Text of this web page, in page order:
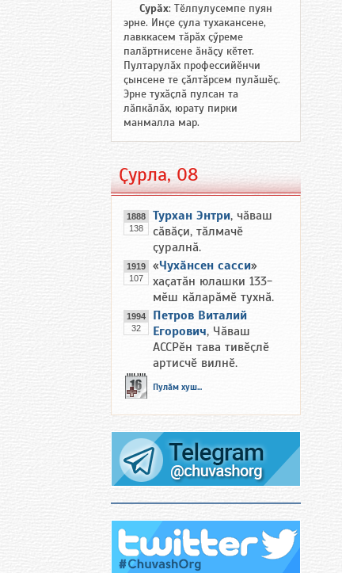
Сурӑх: Тӗлпулусемпе пуян
эрне. Инҫе ҫула тухакансене,
лавккасем тӑрӑх ҫӳреме
палӑртнисене ӑнӑҫу кӗтет.
Пултарулӑх профессийӗнчи
ҫынсене те ҫӑлтӑрсем пулӑшӗҫ.
Эрне тухӑҫлӑ пулсан та
лӑпкӑлӑх, юрату пирки
манмалла мар.
Ҫурла, 08
1888
138
Турхан Энтри, чӑваш
сӑвӑҫи, тӑлмачӗ
ҫуралнӑ.
1919
107
«Чухӑнсен сасси»
хаҫатӑн юлашки 133-
мӗш кӑларӑмӗ тухнӑ.
1994
32
Петров Виталий
Егорович, Чӑваш
АССРӗн тава тивӗҫлӗ
артисчӗ вилнӗ.
Пулӑм хуш...